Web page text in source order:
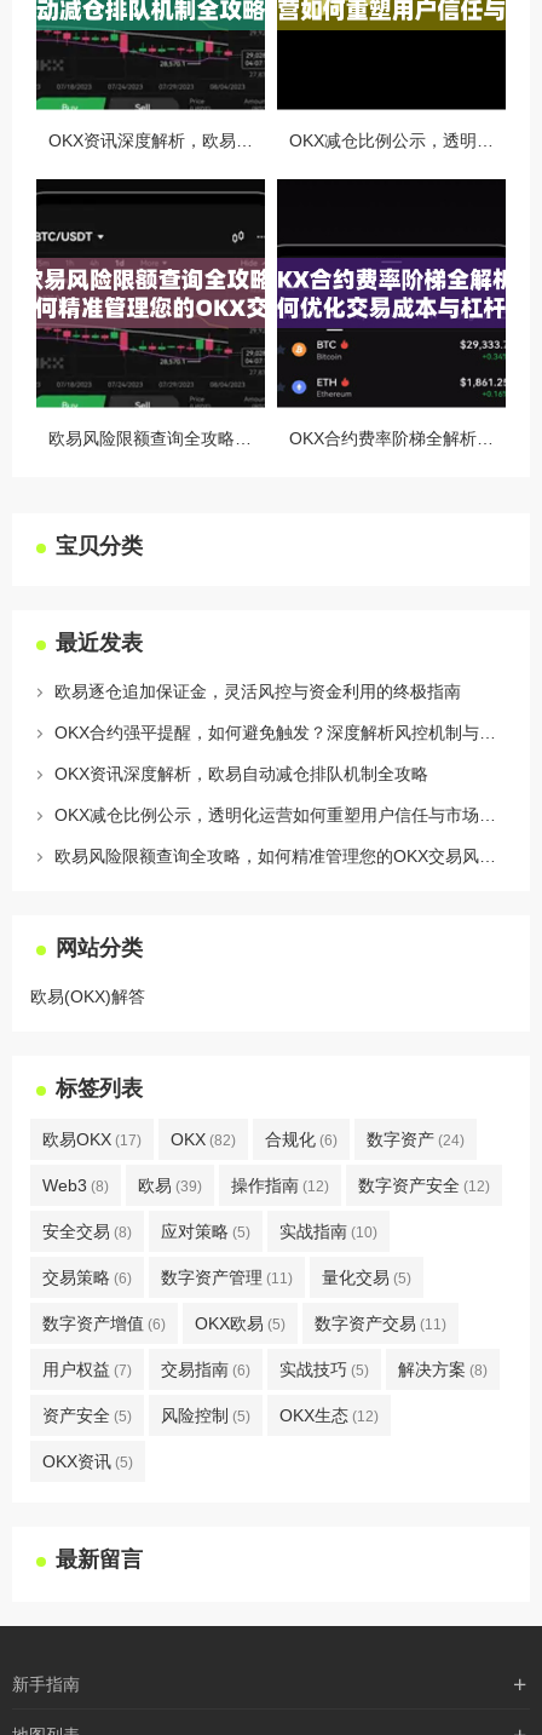
宝贝分类
最近发表
欧易逐仓追加保证金，灵活风控与资金利用的终极指南
OKX资讯深度解析，欧易自动减仓排队机制全攻略
网站分类
欧易(OKX)解答
标签列表
欧易OKX (17) OKX (82) 合规化 (6) 数字资产 (24)
Web3 (8) 欧易 (39) 操作指南 (12) 数字资产安全 (12)
安全交易 (8) 应对策略 (5) 实战指南 (10)
交易策略 (6) 数字资产管理 (11) 量化交易 (5)
数字资产增值 (6) OKX欧易 (5) 数字资产交易 (11)
用户权益 (7) 交易指南 (6) 实战技巧 (5) 解决方案 (8)
资产安全 (5) 风险控制 (5) OKX生态 (12)
OKX资讯 (5)
最新留言
新手指南
购买流程